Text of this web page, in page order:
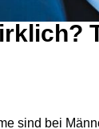
sind bei